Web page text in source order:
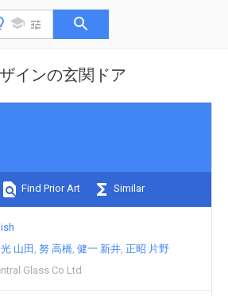
インの玄関ドア
Find Prior Art Similar
山田 努 高橋 健一 新井 正昭 片野
Glass Co Ltd